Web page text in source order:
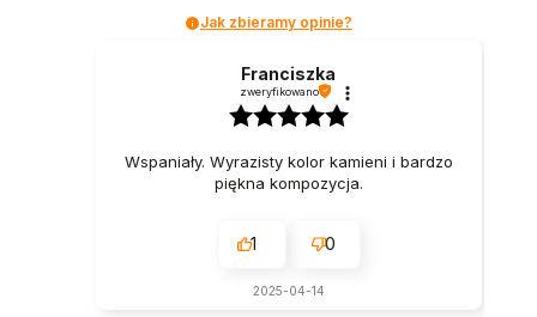
Jak zbieramy opinie?
Franciszka
zweryfikowano
Wspaniały. Wyrazisty kolor kamieni i bardzo
piękna kompozycja.
1 0
2025-04-14